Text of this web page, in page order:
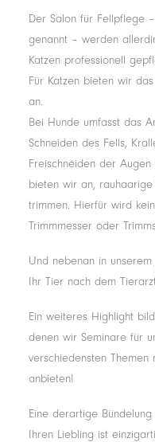
Der Salon für Fellpflege
genannt – werden
Katzen professionell
Für Katzen bieten wir
an.
Bei Hunde umfasst das
Schneiden des Fells,
Freischneiden der
bieten wir an,
trimmen. Hierfür wird
Trimmmesser oder
Und nebenan in
Ihr Tier nach dem
Ein weiteres Highlight
denen wir Seminare für
verschiedensten Themen
anbieten!
Eine derartige
Ihren Liebling ist